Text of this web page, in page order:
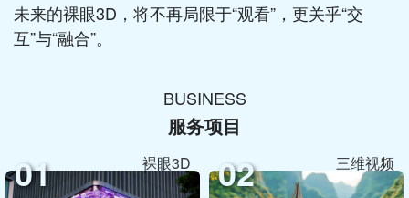
未来的裸眼3D，将不再局限于“观看”，更关乎“交
互”与“融合”。
BUSINESS
服务项目
01 裸眼3D 02 三维视频